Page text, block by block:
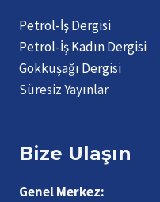
Petrol-İş Dergisi
Petrol-İş Kadın Dergisi
Gökkuşağı Dergisi
Süresiz Yayınlar
Bize Ulaşın
Genel Merkez: